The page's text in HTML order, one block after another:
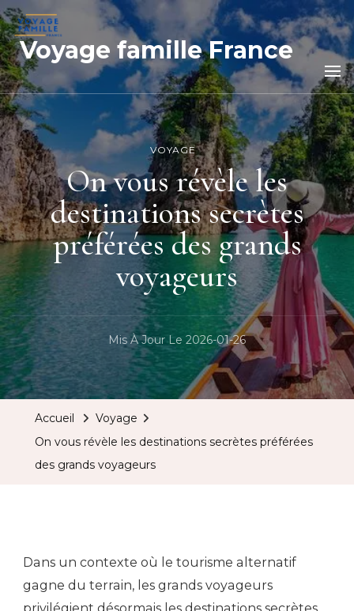
Voyage famille France
VOYAGE
On vous révèle les
destinations secrètes
préférées des grands
voyageurs
Mis À Jour Le 2026-01-26
Accueil
Voyage
On vous révèle les destinations secrètes préférées
des grands voyageurs
Dans un contexte où le tourisme alternatif
gagne du terrain, les grands voyageurs
privilégient désormais les destinations secrètes